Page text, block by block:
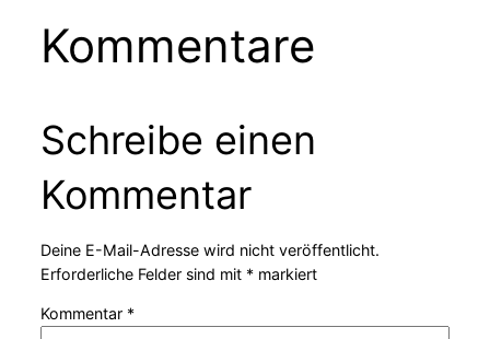
Kommentare
Schreibe einen
Kommentar
Deine E-Mail-Adresse wird nicht veröffentlicht.
Erforderliche Felder sind mit *markiert
Kommentar *